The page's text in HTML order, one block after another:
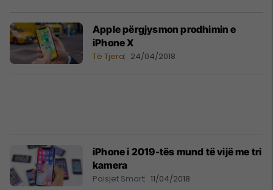
Apple përgjysmon prodhimin e
iPhone X
Të Tjera 24/04/2018
iPhone i 2019-tës mund të vijë me tri
kamera
Paisjet Smart 11/04/2018